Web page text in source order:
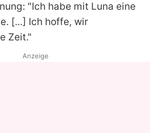
Utiq verwalten
"Ich habe mit Luna eine
[...] Ich hoffe, wir
Zeit."
Anzeige